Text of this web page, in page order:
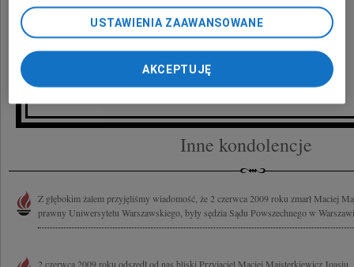
składają
Hanna, Bohdan i Łukasz Piotrowscy
Inne kondolencje
Z głębokim żalem przyjęliśmy wiadomość, że 2 czerwca 2009 roku zmarł Maciej
prawny Uniwersytetu Warszawskiego, były sędzia Sądu Powszechnego w
2 czerwca 2009 roku odszedł od nas bliski Przyjaciel Maciej Majsterkiewicz
dostęp do nich. Spersonalizowane reklamy i treści, pomiar
reklam i treści, badnie odbiorców i ulepszanie usług.
Lista Zaufanych Partnerów
USTAWIENIA ZAAWANSOWANE
AKCEPTUJĘ